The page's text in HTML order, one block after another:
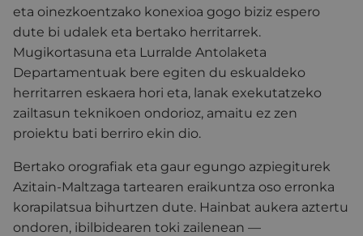
eta oinezkoentzako konexioa gogo biziz espero
dute bi udalek eta bertako herritarrek.
Mugikortasuna eta Lurralde Antolaketa
Departamentuak bere egiten du eskualdeko
herritarren eskaera hori eta, lanak exekutatzeko
zailtasun teknikoen ondorioz, amaitu ez zen
proiektu bati berriro ekin dio.
Bertako orografiak eta gaur egungo azpiegiturek
Azitain-Maltzaga tartearen eraikuntza oso erronka
korapilatsua bihurtzen dute. Hainbat aukera aztertu
ondoren, ibilbidearen toki zailenean —